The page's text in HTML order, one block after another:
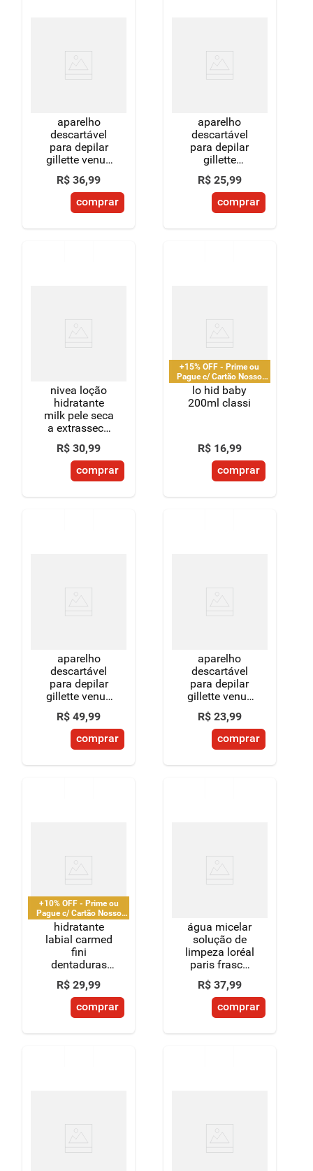
aparelho
descartável
para depilar
gillette venus
simply3 suave
leve 4 pague 3
unidades
R$ 36,99
comprar
aparelho
descartável
para depilar
gillette
prestobarba3
2 unidades
R$ 25,99
comprar
nivea loção
hidratante
milk pele seca
a extrasseca
400ml
R$ 30,99
comprar
+15% OFF - Prime ou
Pague c/ Cartão Nosso
Pay
lo hid baby
200ml classi
R$ 16,99
comprar
aparelho
descartável
para depilar
gillette venus
sensitive 2
unidades
R$ 49,99
comprar
aparelho
descartável
para depilar
gillette venus
2 unidades
R$ 23,99
comprar
+10% OFF - Prime ou
Pague c/ Cartão Nosso
Pay
hidratante
labial carmed
fini
dentaduras
incolor efeito
gloss 10g
R$ 29,99
comprar
água micelar
solução de
limpeza loréal
paris frasco
200ml
R$ 37,99
comprar